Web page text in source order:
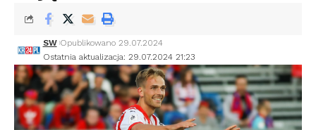
Ostatnia aktualizacja: 29.07.2024 21:23
SW Opublikowano 29.07.2024